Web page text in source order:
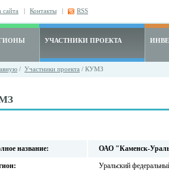
сайта | Контакты | RSS
УЧАСТНИКИ ПРОЕКТА
/ Участники проекта / КУМЗ
название: ОАО "Каменск-
Уральский